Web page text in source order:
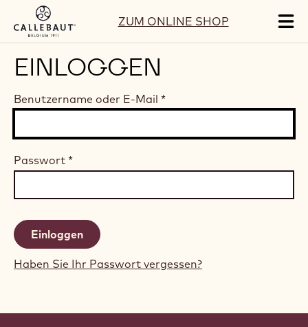
Skip to main contentZUM ONLINE SHOP
EINLOGGEN
Benutzername oder E-Mail *
Passwort *
Haben Sie Ihr Passwort vergessen?